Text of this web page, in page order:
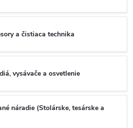
a čistiaca technika
vysávače a osvetlenie
náradie (Stolárske, tesárske a